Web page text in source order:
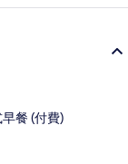
餐 (付費)